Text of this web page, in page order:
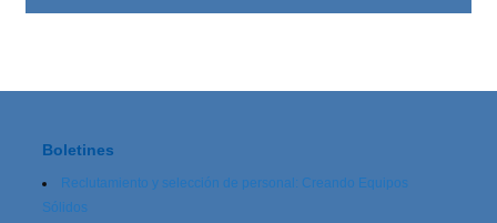
Boletines
Reclutamiento y selección de personal: Creando Equipos
Sólidos